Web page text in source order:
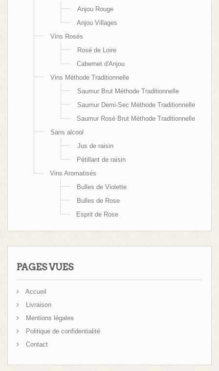
Anjou Rouge
Anjou Villages
Vins Rosés
Rosé de Loire
Cabernet d'Anjou
Vins Méthode Traditionnelle
Saumur Brut Méthode Traditionnelle
Saumur Demi-Sec Méthode Traditionnelle
Saumur Rosé Brut Méthode Traditionnelle
Sans alcool
Jus de raisin
Pétillant de raisin
Vins Aromatisés
Bulles de Violette
Bulles de Rose
Esprit de Rose
PAGES VUES
Accueil
Livraison
Mentions légales
Politique de confidentialité
Contact